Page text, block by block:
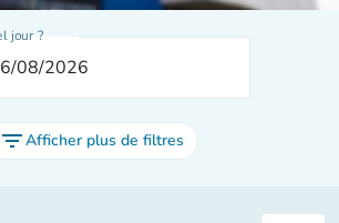
jour ?
filter_listAfficher plus de filtres